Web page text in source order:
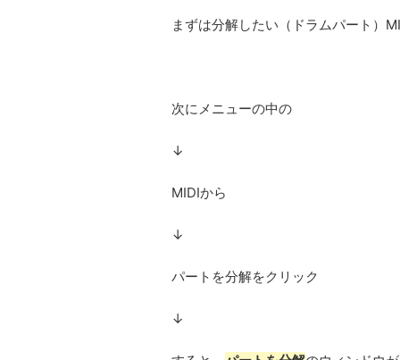
まずは分解したい（ドラムパート）
次にメニューの中の
↓
MIDIから
↓
パートを分解をクリック
↓